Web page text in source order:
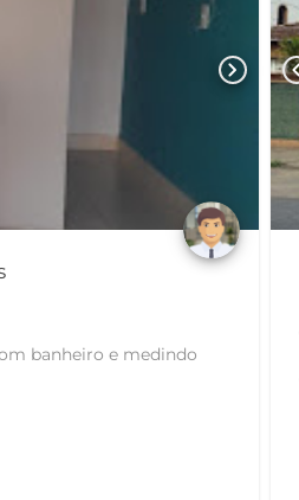
chevron_right
banheiro e medindo